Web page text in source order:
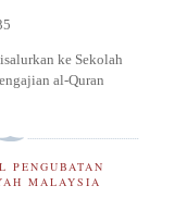
ke Sekolah
al-Quran
PENGUBATAN
MALAYSIA